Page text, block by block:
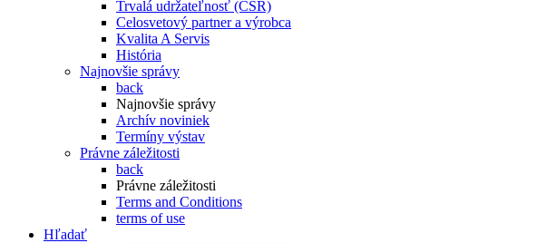
Trvalá udržateľnosť (CSR)
Celosvetový partner a výrobca
Kvalita A Servis
História
Najnovšie správy
back
Najnovšie správy
Archív noviniek
Termíny výstav
Právne záležitosti
back
Právne záležitosti
Terms and Conditions
terms of use
Hľadať